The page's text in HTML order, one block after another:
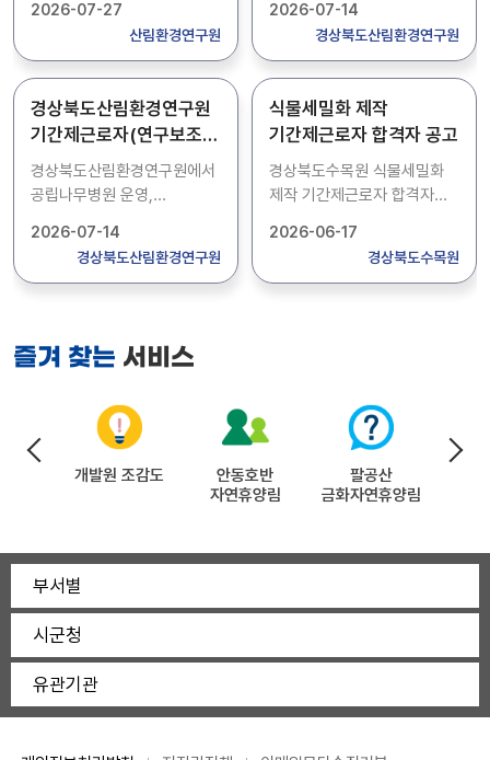
(식당조리)를 아래와 같이
채용 공고합니다. 1. 채용인원
2026.9.1.~2026.12.31.
(4개월) 4. 접수기간 : 2026.
7. 28.(화) ~ 2026. 8. 3.(월)
5. 접수방법 : 방문접수,
경상북도 산림환경연구원 1층
관리운영과(경북 경주시
통일로 367) 자세한 사항은
(문의:054-778-3812)
2026-07-27
산림환경연구원
보조 할 기간제근로자 1명을
모집합니다. 상세내용은
2026-07-14
경상북도산림환경연구원
경상북도산림환경연구원
기간제근로자(연구보조)
채용 공고
경상북도산림환경연구원에서
공립나무병원 운영,
농약직권등록시험 등 업무를
보조 할 기간제근로자 1명을
2026-07-14
경상북도산림환경연구원
식물세밀화 제작
기간제근로자 합격자 공고
경상북도수목원 식물세밀화
제작 기간제근로자 합격자를
합격자 : 세밀화-01 최O은
2026-06-17
경상북도수목원
즐겨 찾는 서비스
개발원 조감도
안동호반
자연휴양림
팔공산
금화자연휴양림
부서별
시군청
유관기관